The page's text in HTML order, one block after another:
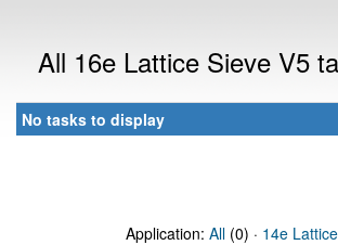
All 16e Lattice Sieve V5
No tasks to display
Application: All (0) · 14e